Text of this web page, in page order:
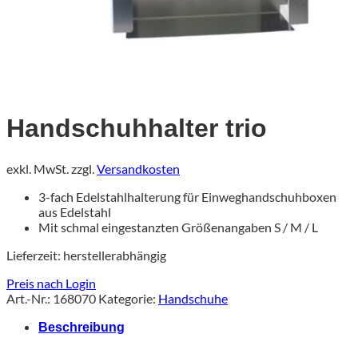
Handschuhhalter trio
exkl. MwSt. zzgl. Versandkosten
3-fach Edelstahlhalterung für Einweghandschuhboxen
aus Edelstahl
Mit schmal eingestanzten Größenangaben S / M / L
Lieferzeit: herstellerabhängig
Preis nach Login
Art.-Nr.: 168070 Kategorie: Handschuhe
Beschreibung